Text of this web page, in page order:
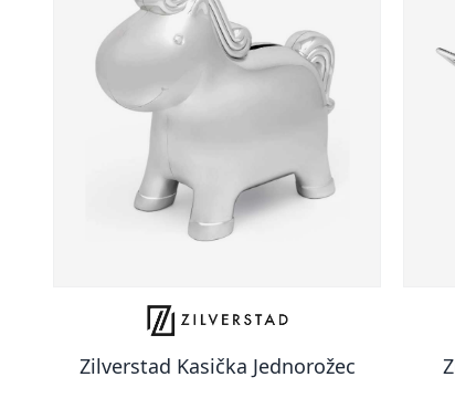
Zilverstad Kasička Jednorožec